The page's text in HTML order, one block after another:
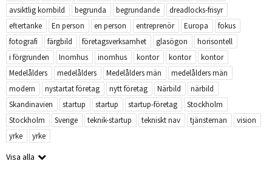
avsiktlig kornbild
begrunda begrundande
dreadlocks-frisyr
eftertanke
En person en person entreprenör Europa
fokus
fotografi
färgbild företagsverksamhet glasögon
horisontell
i förgrunden
Inomhus inomhus kontor kontor
kontor
Medelålders
medelålders Medelålders män
medelålders män
modern
nystartat företag nytt företag Närbild
närbild
Skandinavien
startup startup startup-företag
Stockholm
Stockholm
Sverige teknik-startup tekniskt nav tjänsteman
vision
yrke
yrke
Visa alla